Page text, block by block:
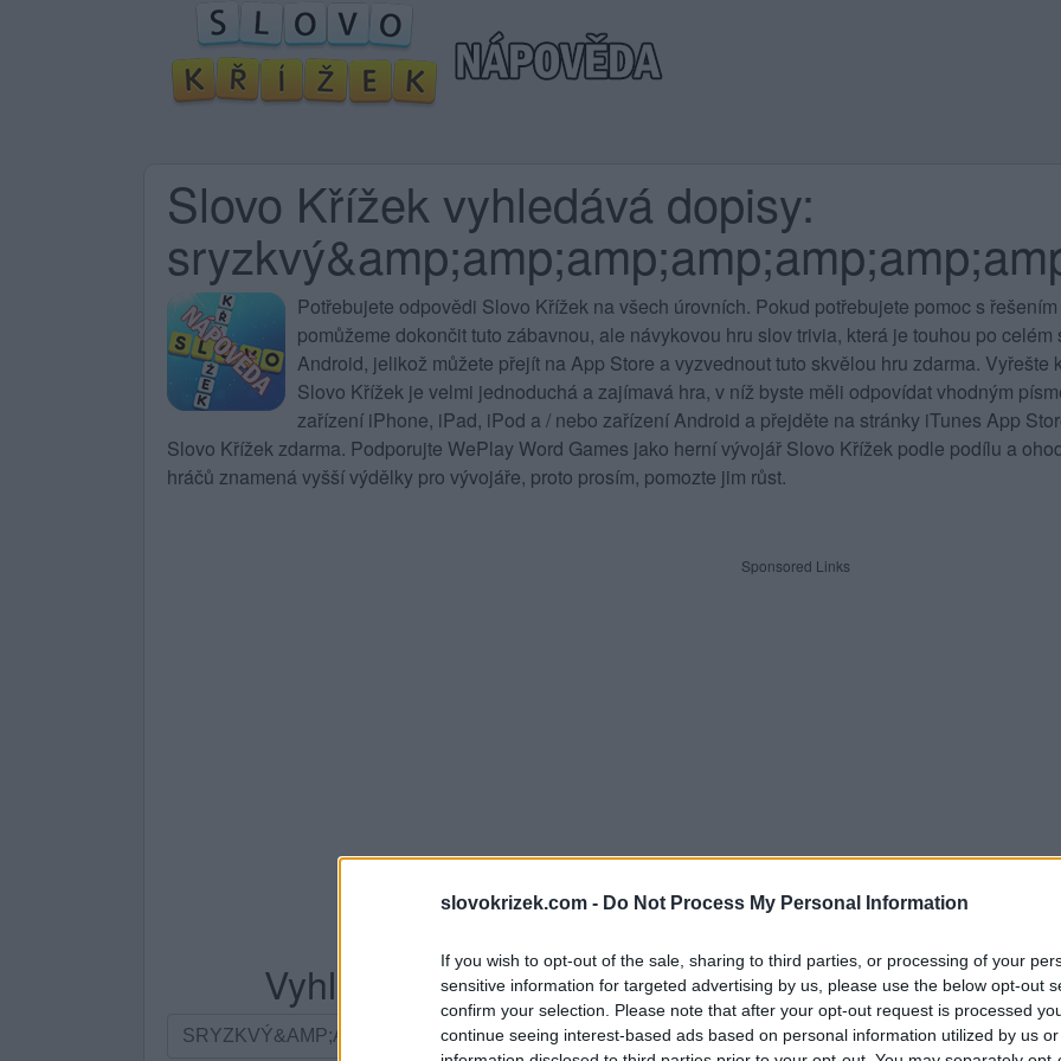
slovokrizek.com - Do Not Process My Personal Information
If you wish to opt-out of the sale, sharing to third parties, or processing of your
sensitive information for targeted advertising by us, please use the below opt-out
confirm your selection. Please note that after your opt-out request is processed
continue seeing interest-based ads based on personal information utilized by us
Slovo Křížek vyhledává dopisy:
Potřebujete odpovědi Slovo Křížek na všech úrovních. Pokud potřebujete pomoc s
pomůžeme dokončit tuto zábavnou, ale návykovou hru slov trivia, která je touhou po
Android, jelikož můžete přejít na App Store a vyzvednout tuto skvělou hru zdarma.
Slovo Křížek je velmi jednoduchá a zajímavá hra, v níž byste měli odpovídat vhodným
zařízení iPhone, iPad, iPod a / nebo zařízení Android a přejděte na stránky iTunes App
Slovo Křížek zdarma. Podporujte WePlay Word Games jako herní vývojář Slovo Křížek podle podílu a
hráčů znamená vyšší výdělky pro vývojáře, proto prosím, pomozte jim růst.
Sponsored Links
Vyhledávání podle písmen. Zadejte všechny
Vyhledávání